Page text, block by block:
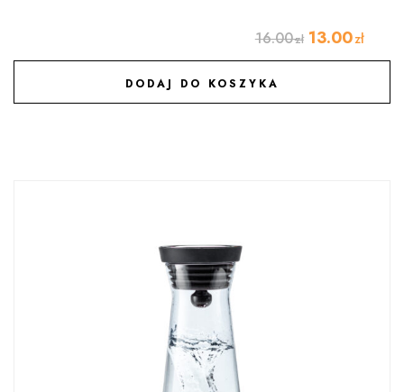
16.00zł 13.00zł
DODAJ DO KOSZYKA
DODAJ DO ULUBIONYCH